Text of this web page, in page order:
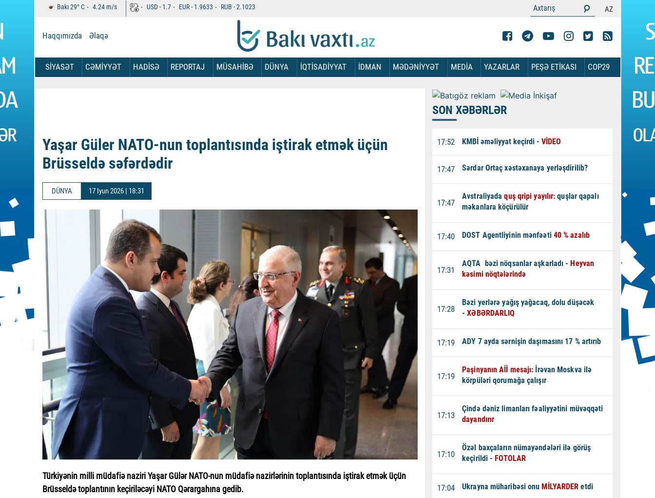
Bakı29°C 4.24m/s USD -1.7 EUR -1.9633 RUB -2.1023 AZ
Haqqımızda Əlaqə
SİYASƏT CƏMİYYƏT HADİSƏ REPORTAJ MÜSAHİBƏ DÜNYA İQTİSADİYYAT İDMAN MƏDƏNİYYƏT MEDİA YAZARLAR PEŞƏ ETİKASI COP29
Yaşar Güler NATO-nun toplantısında iştirak etmək üçün
Brüsseldə səfərdədir
DÜNYA 17 Iyun 2026 | 18:31
Türkiyənin milli müdafiə naziri Yaşar Gülər NATO-nun müdafiə nazirlərinin toplantısında iştirak etmək üçün
Brüsseldə toplantının keçiriləcəyi NATO Qərargahına gedib.
SON XƏBƏRLƏR
17:52 KMBİ əməliyyat keçirdi -VİDEO
17:47 Sərdar Ortaç xəstəxanaya yerləşdirilib?
17:47
Avstraliyadaquş qripi yayılır: quşlar qapalı
məkanlara köçürülür
17:40 DOST Agentliyinin mənfəəti 40 % azalıb
17:31
AQTA bəzi nöqsanlar aşkarladı - Heyvan
kəsimi nöqtələrində
17:28
Bəzi yerlərə yağış yağacaq, dolu düşəcək
-XƏBƏRDARLIQ
17:19 ADY 7 ayda sərnişin daşımasını 17 % artırıb
17:19
Paşinyanın Aİİ mesajı: İrəvan Moskva ilə
körpüləri qorumağa çalışır
17:13
Çində dəniz limanları fəaliyyətini müvəqqəti
dayandırır
17:10
Özəl baxçaların nümayəndələri ilə görüş
keçirildi - FOTOLAR
17:04 Ukrayna müharibəsi onu MİLYARDERetdi